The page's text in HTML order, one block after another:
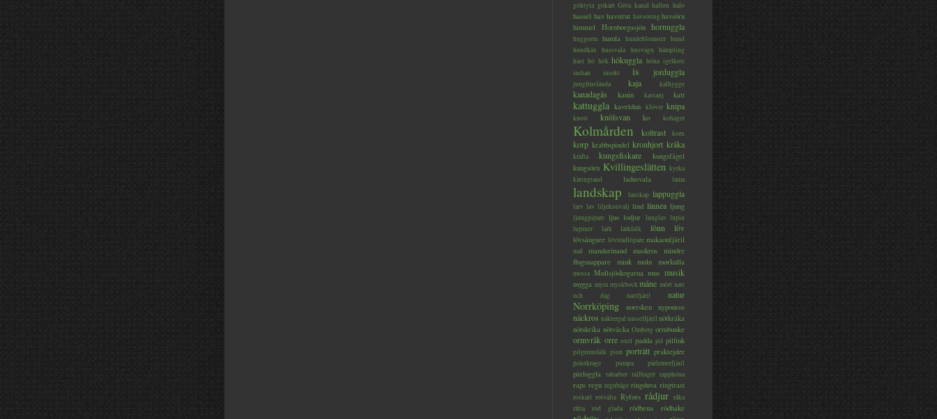
göktyta gökärt Göta kanal hallon halo
hassel hav havstrut havsöring havsörn
himmel
Hornborgasjön hornuggla
huggorm humla humleblomster hund
hundkäx
hussvala husvagn
hämpling
häst hö hök hökuggla höna igelkott
indian
insekt is jorduggla
jungfruslända kaja kalhygge
kanadagås kanin kastanj katt
kattuggla kaveldun klöver knipa
knott knölsvan ko kohäger
Kolmården koltrast korn
korp krabbspindel kronhjort kråka
kräfta kungsfiskare
kungsfågel
kungsörn Kvillingeslätten kyrka
käringtand
ladusvala lama
landskap lanskap lappuggla
larv lav liljekonvalj lind linnea ljung
ljungpipare ljus lodjur lunglav lupin
lupiner
lärk lärkfalk lönn löv
lövsångare lövträdlöpare makaonfjäril
mal mandarinand maskros
mindre
flugsnappare
mink moln morkulla
mossa Mullsjöskogarna mus musik
mygga myra myskbock måne mört natt
och dag
nattfjäril natur
Norrköping norrsken nyponros
näckros näktergal nässelfjäril nötkråka
nötskrika nötväcka Omberg ormbunke
ormvråk orre oxel padda pil pilfink
pilgrimsfalk pion porträtt praktejder
prästkrage pumpa pärlemorfjäril
pärluggla rabarber rallhäger rapphöna
raps regn regnbåge ringduva ringtrast
roskarl rotvälta Ryfors rådjur råka
råtta
röd glada rödbena rödhake